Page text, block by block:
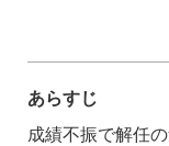
あらすじ
成績不振で解任